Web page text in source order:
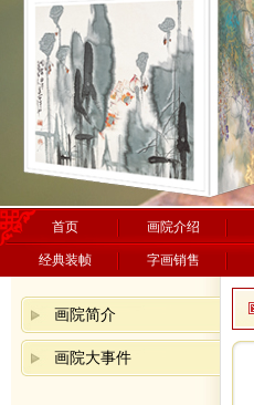
首页 画院介绍
经典装帧 字画销售
画院简介
画院大事件